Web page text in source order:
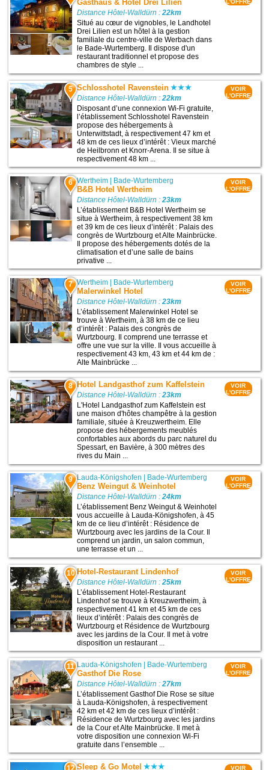
Gasthaus & Hotel Drei Lilien
Distance Hôtel-Walldürn :22km
Situé au cœur de vignobles, le Landhotel
Drei Lilien est un hôtel à la gestion
familiale du centre-ville de Werbach dans
le Bade-Wurtemberg. Il dispose d'un
restaurant traditionnel et propose des
chambres de style ...
L'OFFRE
5 Schlosshotel Ravenstein
Distance Hôtel-Walldürn :22km
Disposant d’une connexion Wi-Fi gratuite,
l’établissement Schlosshotel Ravenstein
propose des hébergements à
Unterwittstadt, à respectivement 47 km et
48 km de ces lieux d’intérêt : Vieux marché
de Heilbronn et Knorr-Arena. Il se situe à
respectivement 48 km ...
VOIR
L'OFFRE
6 Wertheim | Bade-Wurtemberg
B&B Hotel Wertheim
Distance Hôtel-Walldürn :23km
L’établissement B&B Hotel Wertheim se
situe à Wertheim, à respectivement 38 km
et 39 km de ces lieux d’intérêt : Palais des
congrès de Wurtzbourg et Alte Mainbrücke.
Il propose des hébergements dotés de la
climatisation et d’une salle de bains
privative ...
VOIR
L'OFFRE
7 Wertheim Bade-Wurtemberg
Malerwinkel Hotel
Distance Hôtel-Walldürn :23km
L’établissement Malerwinkel Hotel se
trouve à Wertheim, à 38 km de ce lieu
d’intérêt : Palais des congrès de
Wurtzbourg. Il comprend une terrasse et
offre une vue sur la ville. Il vous accueille à
respectivement 43 km, 43 km et 44 km de :
Alte Mainbrücke ...
VOIR
L'OFFRE
8 Hotel Landgasthof zum Kaffelstein
Distance Hôtel-Walldürn :23km
L'Hotel Landgasthof zum Kaffelstein est
une maison d'hôtes champêtre à la gestion
familiale, située à Kreuzwertheim. Elle
propose des hébergements meublés
confortables aux abords du parc naturel du
Spessart, en Bavière, à 300 mètres des
rives du Main ...
VOIR
L'OFFRE
9 Lauda-Königshofen Bade-Wurtemberg
Benz Weingut & Weinhotel
Distance Hôtel-Walldürn :24km
L’établissement Benz Weingut & Weinhotel
vous accueille à Lauda-Königshofen, à 45
km de ce lieu d’intérêt : Résidence de
Wurtzbourg avec les jardins de la Cour. Il
comprend un jardin, un salon commun,
une terrasse et un ...
VOIR
L'OFFRE
10 Hotel-Restaurant Lindenhof
Distance Hôtel-Walldürn :25km
L’établissement Hotel-Restaurant
Lindenhof se trouve à Kreuzwertheim, à
respectivement 41 km et 45 km de ces
lieux d’intérêt : Palais des congrès de
Wurtzbourg et Résidence de Wurtzbourg
avec les jardins de la Cour. Il met à votre
disposition un restaurant ...
VOIR
L'OFFRE
11 Lauda-Königshofen | Bade-Wurtemberg
Gasthof Die Rose
Distance Hôtel-Walldürn :27km
L’établissement Gasthof Die Rose se situe
à Lauda-Königshofen, à respectivement
42 km et 42 km de ces lieux d’intérêt :
Résidence de Wurtzbourg avec les jardins
de la Cour et Alte Mainbrücke. Il met à
votre disposition une connexion Wi-Fi
gratuite dans l’ensemble ...
VOIR
L'OFFRE
12 Sleep & Go Motel VOIR